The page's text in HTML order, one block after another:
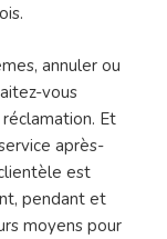
annuler ou
vous
Et
après-
est
pendant et
moyens pour